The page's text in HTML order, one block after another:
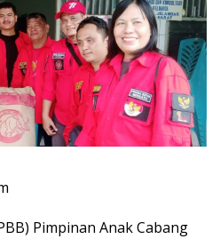
Pimpinan Anak Cabang